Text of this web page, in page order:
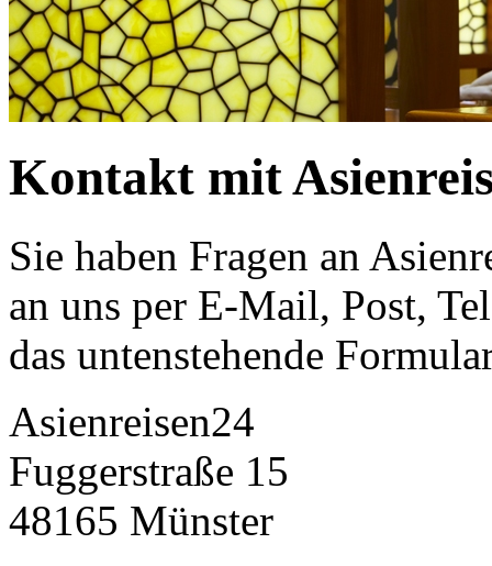
Kontakt mit
Sie haben Fragen an
an uns per E-Mail, Post,
das untenstehende
Asienreisen24
Fuggerstraße 15
48165 Münster